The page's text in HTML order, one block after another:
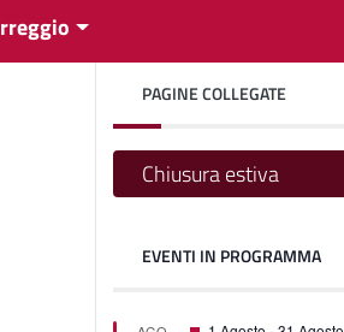
PAGINE COLLEGATE
Chiusura estiva
EVENTI IN PROGRAMMA